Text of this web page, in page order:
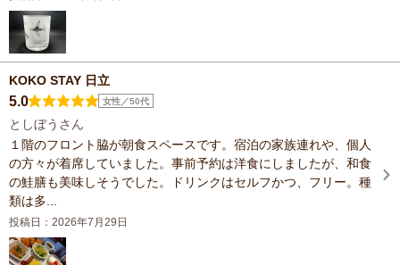
KOKO STAY 日立
5.0 女性／50代
としぼうさん
１階のフロント脇が朝食スペースです。宿泊の家族連れや、個人
の方々が着席していました。事前予約は洋食にしましたが、和食
の鮭膳も美味しそうでした。ドリンクはセルフかつ、フリー。種
類は多...
投稿日：2026年7月29日